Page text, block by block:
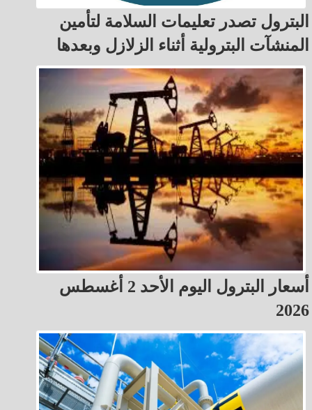
البترول تصدر تعليمات السلامة لتأمين
المنشآت البترولية أثناء الزلازل وبعدها
أسعار البترول اليوم الأحد 2 أغسطس
2026